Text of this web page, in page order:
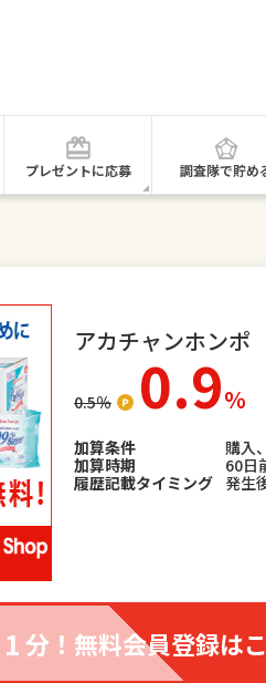
プレゼントに応募 調査隊で貯め
アカチャンホンポ
0.5％ 0.9％
加算条件
購入
加算時期
60日
履歴記載タイミング 発生
1分！無料会員登録は